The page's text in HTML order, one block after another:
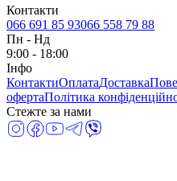
Контакти
066 691 85 93066 558 79 88
Пн - Нд
9:00 - 18:00
Інфо
КонтактиОплатаДоставка
офертаПолітика
Стежте за нами